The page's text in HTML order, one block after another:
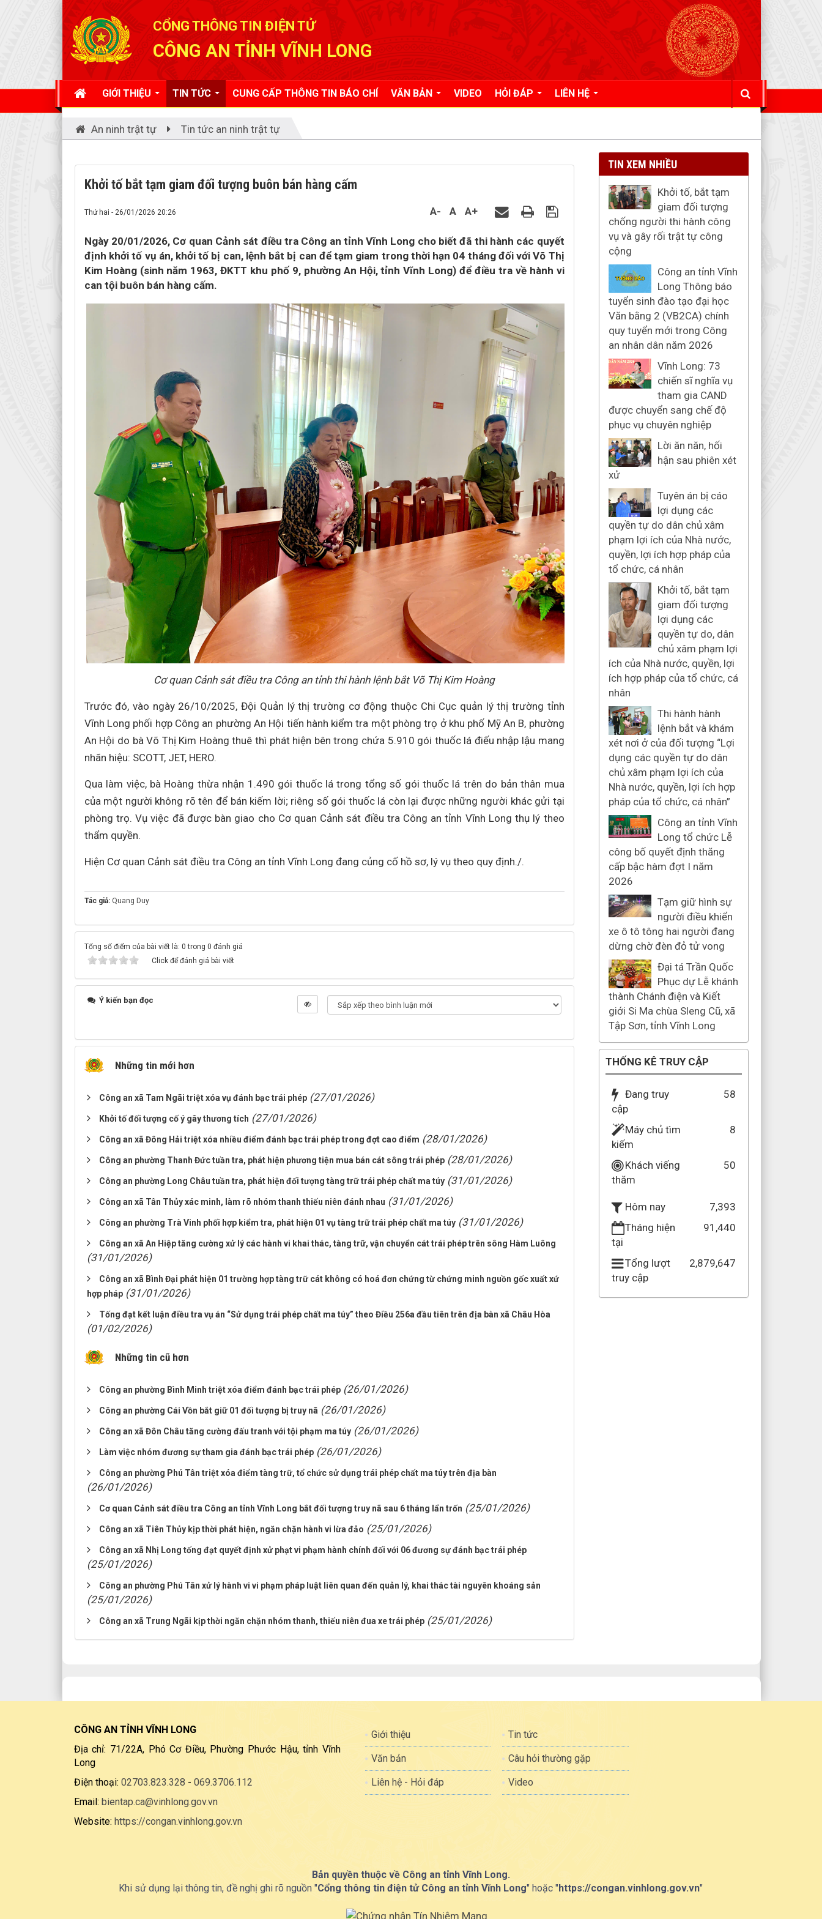
CỔNG THÔNG TIN ĐIỆN TỬ
CÔNG AN TỈNH VĨNH LONG
GIỚI THIỆU TIN TỨC CUNG CẤP THÔNG TIN BÁO CHÍ VĂN BẢN VIDEO HỎI ĐÁP LIÊN HỆ
An ninh trật tự Tin tức an ninh trật tự
Khởi tố bắt tạm giam đối tượng buôn bán hàng cấm
Thứ hai - 26/01/2026 20:26 A- A A+
Ngày 20/01/2026, Cơ quan Cảnh sát điều tra Công an tỉnh Vĩnh Long cho biết đã thi hành các quyết
định khởi tố vụ án, khởi tố bị can, lệnh bắt bị can để tạm giam trong thời hạn 04 tháng đối với Võ Thị
Kim Hoàng (sinh năm 1963, ĐKTT khu phố 9, phường An Hội, tỉnh Vĩnh Long) để điều tra về hành vi
can tội buôn bán hàng cấm.
Cơ quan Cảnh sát điều tra Công an tỉnh thi hành lệnh bắt Võ Thị Kim Hoàng
Trước đó, vào ngày 26/10/2025, Đội Quản lý thị trường cơ động thuộc Chi Cục quản lý thị trường tỉnh
Vĩnh Long phối hợp Công an phường An Hội tiến hành kiểm tra một phòng trọ ở khu phố Mỹ An B, phường
An Hội do bà Võ Thị Kim Hoàng thuê thì phát hiện bên trong chứa 5.910 gói thuốc lá điếu nhập lậu mang
nhãn hiệu: SCOTT, JET, HERO.
Qua làm việc, bà Hoàng thừa nhận 1.490 gói thuốc lá trong tổng số gói thuốc lá trên do bản thân mua
của một người không rõ tên để bán kiếm lời; riêng số gói thuốc lá còn lại được những người khác gửi tại
phòng trọ. Vụ việc đã được bàn giao cho Cơ quan Cảnh sát điều tra Công an tỉnh Vĩnh Long thụ lý theo
thẩm quyền.
Hiện Cơ quan Cảnh sát điều tra Công an tỉnh Vĩnh Long đang củng cố hồ sơ, lý vụ theo quy định./.
Tác giả: Quang Duy
Tổng số điểm của bài viết là: 0 trong 0 đánh giá
Click để đánh giá bài viết
Ý kiến bạn đọc
Những tin mới hơn
Công an xã Tam Ngãi triệt xóa vụ đánh bạc trái phép (27/01/2026)
Khởi tố đối tượng cố ý gây thương tích (27/01/2026)
Công an xã Đông Hải triệt xóa nhiều điểm đánh bạc trái phép trong đợt cao điểm (28/01/2026)
Công an phường Thanh Đức tuần tra, phát hiện phương tiện mua bán cát sông trái phép (28/01/2026)
Công an phường Long Châu tuần tra, phát hiện đối tượng tàng trữ trái phép chất ma túy (31/01/2026)
Công an xã Tân Thủy xác minh, làm rõ nhóm thanh thiếu niên đánh nhau (31/01/2026)
Công an phường Trà Vinh phối hợp kiểm tra, phát hiện 01 vụ tàng trữ trái phép chất ma túy (31/01/2026)
Công an xã An Hiệp tăng cường xử lý các hành vi khai thác, tàng trữ, vận chuyển cát trái phép trên sông Hàm Luông
(31/01/2026)
Công an xã Bình Đại phát hiện 01 trường hợp tàng trữ cát không có hoá đơn chứng từ chứng minh nguồn gốc xuất xứ
hợp pháp (31/01/2026)
Tống đạt kết luận điều tra vụ án “Sử dụng trái phép chất ma túy” theo Điều 256a đầu tiên trên địa bàn xã Châu Hòa
(01/02/2026)
Những tin cũ hơn
Công an phường Bình Minh triệt xóa điểm đánh bạc trái phép (26/01/2026)
Công an phường Cái Vồn bắt giữ 01 đối tượng bị truy nã (26/01/2026)
Công an xã Đôn Châu tăng cường đấu tranh với tội phạm ma túy (26/01/2026)
Làm việc nhóm đương sự tham gia đánh bạc trái phép (26/01/2026)
Công an phường Phú Tân triệt xóa điểm tàng trữ, tổ chức sử dụng trái phép chất ma túy trên địa bàn
(26/01/2026)
Cơ quan Cảnh sát điều tra Công an tỉnh Vĩnh Long bắt đối tượng truy nã sau 6 tháng lẩn trốn (25/01/2026)
Công an xã Tiên Thủy kịp thời phát hiện, ngăn chặn hành vi lừa đảo (25/01/2026)
Công an xã Nhị Long tống đạt quyết định xử phạt vi phạm hành chính đối với 06 đương sự đánh bạc trái phép
(25/01/2026)
Công an phường Phú Tân xử lý hành vi vi phạm pháp luật liên quan đến quản lý, khai thác tài nguyên khoáng sản
(25/01/2026)
Công an xã Trung Ngãi kịp thời ngăn chặn nhóm thanh, thiếu niên đua xe trái phép (25/01/2026)
TIN XEM NHIỀU
Khởi tố, bắt tạm
giam đối tượng
chống người thi hành công
vụ và gây rối trật tự công
cộng
Công an tỉnh Vĩnh
Long Thông báo
tuyển sinh đào tạo đại học
Văn bằng 2 (VB2CA) chính
quy tuyển mới trong Công
an nhân dân năm 2026
Vĩnh Long: 73
chiến sĩ nghĩa vụ
tham gia CAND
được chuyển sang chế độ
phục vụ chuyên nghiệp
Lời ăn năn, hối
hận sau phiên xét
xử
Tuyên án bị cáo
lợi dụng các
quyền tự do dân chủ xâm
phạm lợi ích của Nhà nước,
quyền, lợi ích hợp pháp của
tổ chức, cá nhân
Khởi tố, bắt tạm
giam đối tượng
lợi dụng các
quyền tự do, dân
chủ xâm phạm lợi
ích của Nhà nước, quyền, lợi
ích hợp pháp của tổ chức, cá
nhân
Thi hành hành
lệnh bắt và khám
xét nơi ở của đối tượng “Lợi
dụng các quyền tự do dân
chủ xâm phạm lợi ích của
Nhà nước, quyền, lợi ích hợp
pháp của tổ chức, cá nhân”
Công an tỉnh Vĩnh
Long tổ chức Lễ
công bố quyết định thăng
cấp bậc hàm đợt I năm
2026
Tạm giữ hình sự
người điều khiển
xe ô tô tông hai người đang
dừng chờ đèn đỏ tử vong
Đại tá Trần Quốc
Phục dự Lễ khánh
thành Chánh điện và Kiết
giới Si Ma chùa Sleng Cũ, xã
Tập Sơn, tỉnh Vĩnh Long
THỐNG KÊ TRUY CẬP
Đang truy
cập
58
Máy chủ tìm
kiếm
8
Khách viếng
thăm
50
Hôm nay
7,393
Tháng hiện
tại
91,440
Tổng lượt
truy cập
2,879,647
CÔNG AN TỈNH VĨNH LONG
Địa chỉ: 71/22A, Phó Cơ Điều, Phường Phước Hậu, tỉnh Vĩnh
Long
Điện thoại: 02703.823.328 - 069.3706.112
Email: bientap.ca@vinhlong.gov.vn
Website: https://congan.vinhlong.gov.vn
Giới thiệu Tin tức
Văn bản Câu hỏi thường gặp
Liên hệ - Hỏi đáp Video
Bản quyền thuộc về Công an tỉnh Vĩnh Long.
Khi sử dụng lại thông tin, đề nghị ghi rõ nguồn "Cổng thông tin điện tử Công an tỉnh Vĩnh Long" hoặc "https://congan.vinhlong.gov.vn"